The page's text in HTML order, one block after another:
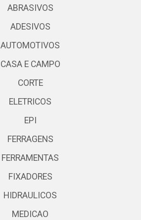
ABRASIVOS
ADESIVOS
AUTOMOTIVOS
CASA E CAMPO
CORTE
ELETRICOS
EPI
FERRAGENS
FERRAMENTAS
FIXADORES
HIDRAULICOS
MEDICAO